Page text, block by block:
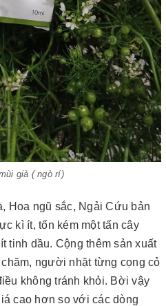
già ( ngò rí)
ngũ sắc, Ngải Cứu bản
kì ít, tốn kém một tấn cây
tinh dầu. Cộng thêm sản xuất
người nhặt từng cọng cỏ
không tránh khỏi. Bời vậy
cao hơn so với các dòng